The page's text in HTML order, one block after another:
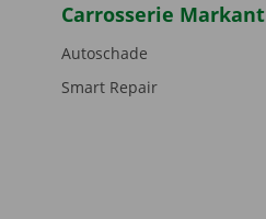
Carrosserie Markant
Autoschade
Smart Repair